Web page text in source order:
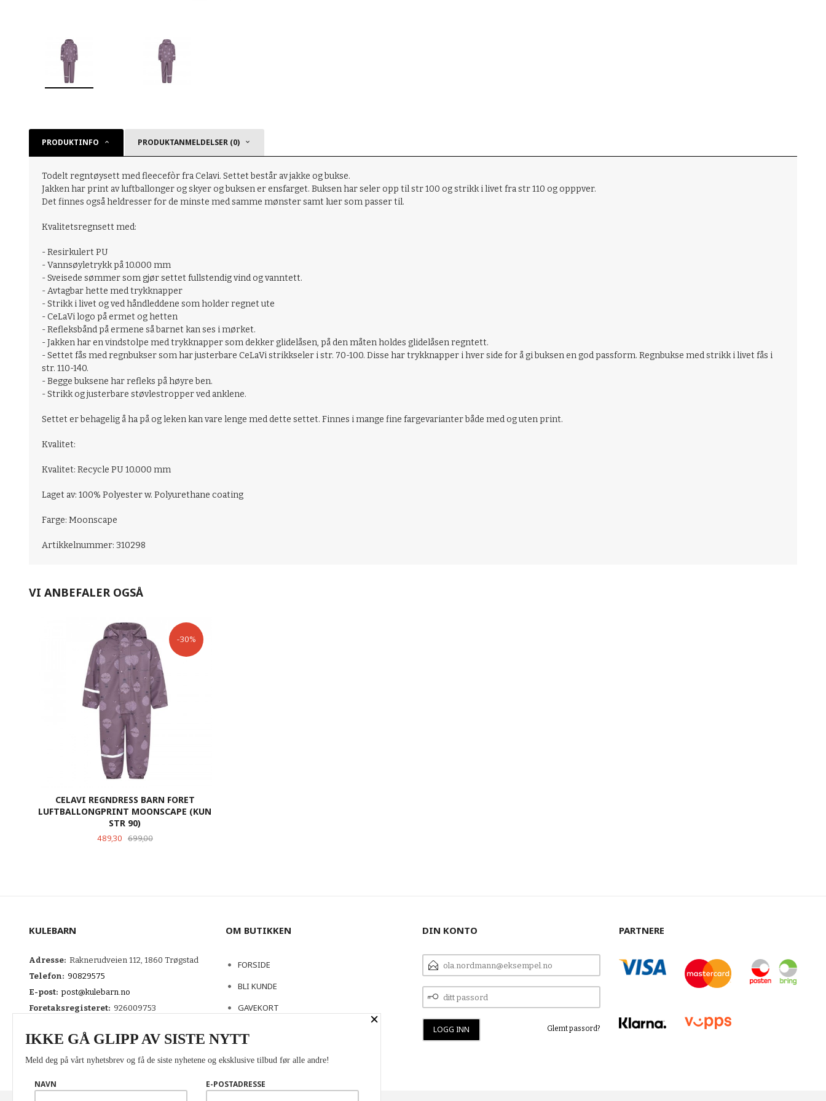
PRODUKTINFO PRODUKTANMELDELSER (0)
Todelt regntøysett med fleecefòr fra Celavi. Settet består av jakke og bukse.
Jakken har print av luftballonger og skyer og buksen er ensfarget. Buksen har seler opp til str 100 og strikk i livet fra str 110 og opppver.
Det finnes også heldresser for de minste med samme mønster samt luer som passer til.
Kvalitetsregnsett med:
- Resirkulert PU
- Vannsøyletrykk på 10.000 mm
- Sveisede sømmer som gjør settet fullstendig vind og vanntett.
- Avtagbar hette med trykknapper
- Strikk i livet og ved håndleddene som holder regnet ute
- CeLaVi logo på ermet og hetten
- Refleksbånd på ermene så barnet kan ses i mørket.
- Jakken har en vindstolpe med trykknapper som dekker glidelåsen, på den måten holdes glidelåsen regntett.
- Settet fås med regnbukser som har justerbare CeLaVi strikkseler i str. 70-100. Disse har trykknapper i hver side for å gi buksen en god passform. Regnbukse med strikk i livet fås i
str. 110-140.
- Begge buksene har refleks på høyre ben.
- Strikk og justerbare støvlestropper ved anklene.
Settet er behagelig å ha på og leken kan vare lenge med dette settet. Finnes i mange fine fargevarianter både med og uten print.
Kvalitet:
Kvalitet: Recycle PU 10.000 mm
Laget av: 100% Polyester w. Polyurethane coating
Farge: Moonscape
Artikkelnummer: 310298
VI ANBEFALER OGSÅ
CELAVI REGNDRESS BARN FORET
LUFTBALLONGPRINT MOONSCAPE (KUN
STR 90)
Tilbud
489,30 699,00Rabatt
-30%
KULEBARN
Adresse: Raknerudveien 112, 1860 Trøgstad
Telefon: 90829575
E-post: post@kulebarn.no
Foretaksregisteret: 926009753
OM BUTIKKEN
FORSIDE
BLI KUNDE
GAVEKORT
DIN KONTO
E-
POSTADRESSE
DITT
PASSORD
Glemt passord?
PARTNERE
×
IKKE GÅ GLIPP AV SISTE NYTT
Meld deg på vårt nyhetsbrev og få de siste nyhetene og eksklusive tilbud før alle andre!
NAVN E-POSTADRESSE